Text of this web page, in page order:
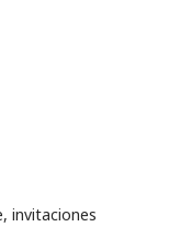
invitaciones